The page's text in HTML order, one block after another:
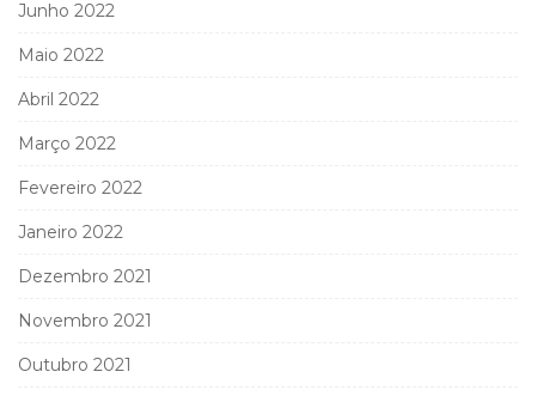
Junho 2022
Maio 2022
Abril 2022
Março 2022
Fevereiro 2022
Janeiro 2022
Dezembro 2021
Novembro 2021
Outubro 2021